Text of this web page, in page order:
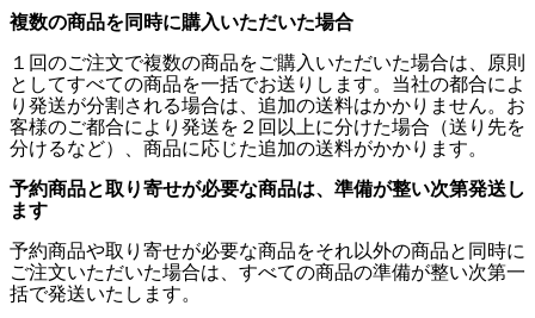
複数の商品を同時に購入いただいた場合
１回のご注文で複数の商品をご購入いただいた場合は、原則
としてすべての商品を一括でお送りします。当社の都合によ
り発送が分割される場合は、追加の送料はかかりません。お
客様のご都合により発送を２回以上に分けた場合（送り先を
分けるなど）、商品に応じた追加の送料がかかります。
予約商品と取り寄せが必要な商品は、準備が整い次第発送し
ます
予約商品や取り寄せが必要な商品をそれ以外の商品と同時に
ご注文いただいた場合は、すべての商品の準備が整い次第一
括で発送いたします。